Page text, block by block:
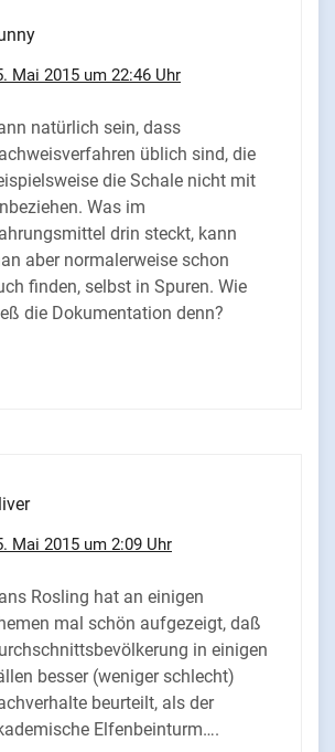
Mai 2015 um 22:46 Uhr
natürlich sein, dass
üblich sind, die
die Schale nicht mit
Was im
drin steckt, kann
aber normalerweise schon
finden, selbst in Spuren. Wie
die Dokumentation denn?
Mai 2015 um 2:09 Uhr
Rosling hat an einigen
mal schön aufgezeigt, daß
in einigen
besser (weniger schlecht)
beurteilt, als der
Elfenbeinturm….